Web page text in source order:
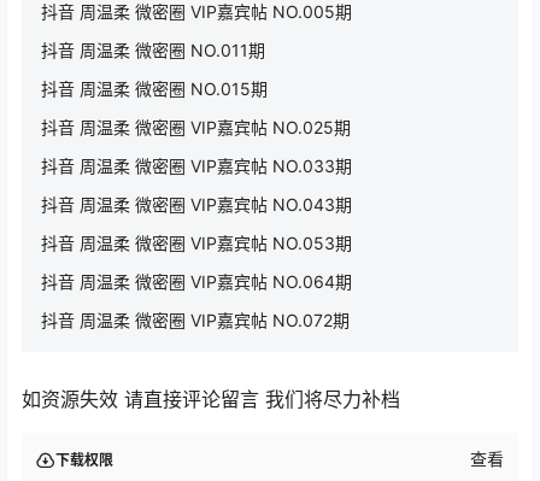
抖音 周温柔 微密圈 VIP嘉宾帖 NO.005期
抖音 周温柔 微密圈 NO.011期
抖音 周温柔 微密圈 NO.015期
抖音 周温柔 微密圈 VIP嘉宾帖 NO.025期
抖音 周温柔 微密圈 VIP嘉宾帖 NO.033期
抖音 周温柔 微密圈 VIP嘉宾帖 NO.043期
抖音 周温柔 微密圈 VIP嘉宾帖 NO.053期
抖音 周温柔 微密圈 VIP嘉宾帖 NO.064期
抖音 周温柔 微密圈 VIP嘉宾帖 NO.072期
如资源失效 请直接评论留言 我们将尽力补档
下载权限 查看